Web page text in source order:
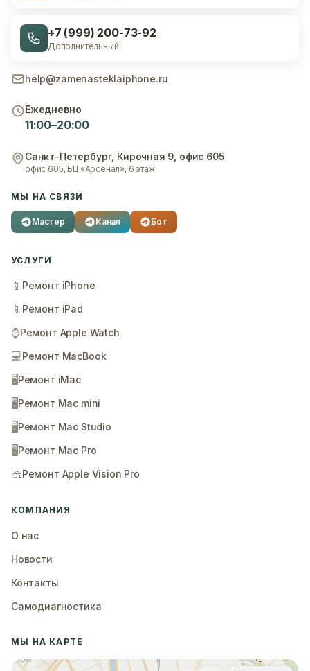
+7 (999) 200-73-92
Дополнительный
help@zamenasteklaiphone.ru
Ежедневно
11:00–20:00
Санкт-Петербург, Кирочная 9, офис 605
офис 605, БЦ «Арсенал», 6 этаж
МЫ НА СВЯЗИ
Мастер Канал Бот
УСЛУГИ
📱 Ремонт iPhone
📱 Ремонт iPad
⌚Ремонт Apple Watch
💻Ремонт MacBook
🖥️Ремонт iMac
🖥️Ремонт Mac mini
🖥️Ремонт Mac Studio
🖥️Ремонт Mac Pro
🥽Ремонт Apple Vision Pro
КОМПАНИЯ
О нас
Новости
Контакты
Самодиагностика
МЫ НА КАРТЕ